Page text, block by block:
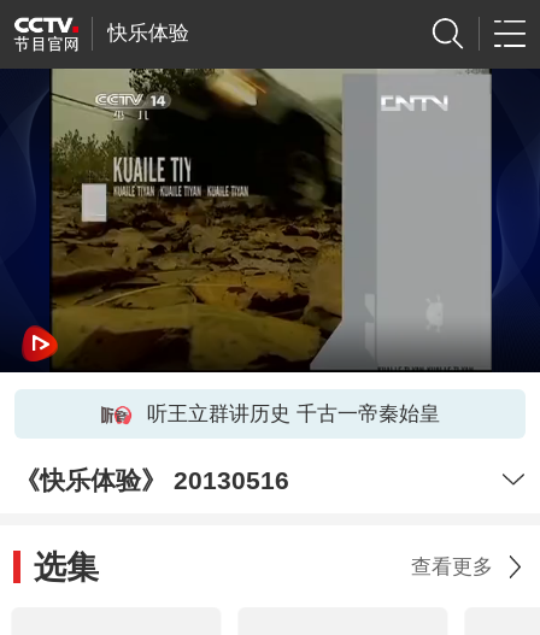
快乐体验
听王立群讲历史 千古一帝秦始皇
《快乐体验》 20130516
选集 查看更多